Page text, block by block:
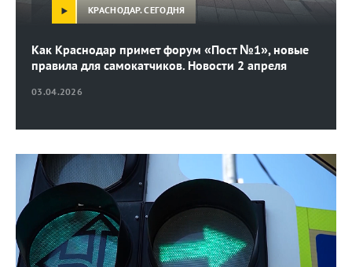
03.04.2026
Как Краснодар примет форум «Пост №1», новые
правила для самокатчиков. Новости 2 апреля
КРАСНОДАР. СЕГОДНЯ